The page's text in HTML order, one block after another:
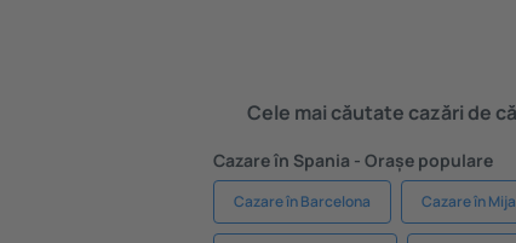
Cele mai căutate cazări de
Cazare în Spania - Orașe populare
Cazare în Barcelona Cazare în